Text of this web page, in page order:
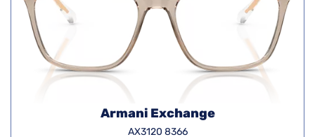
Armani Exchange
AX3120 8366